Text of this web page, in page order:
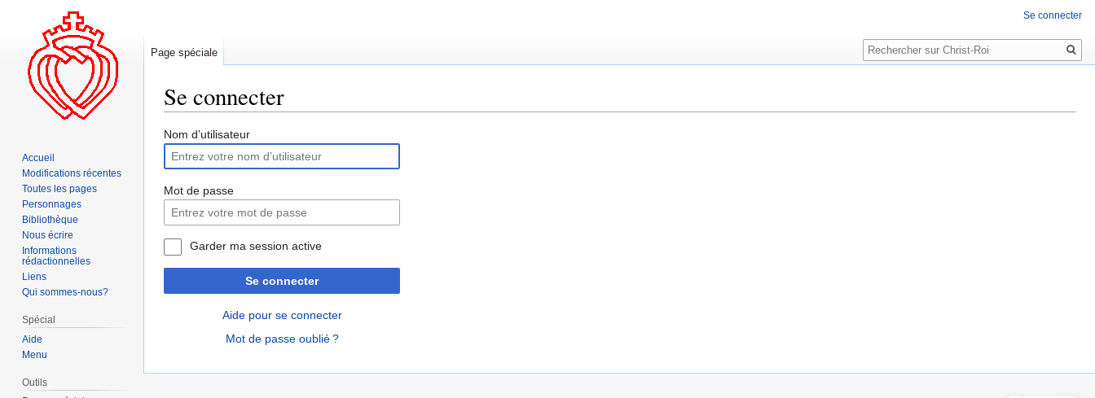
Se connecter
Aller
la
navigation
Aller
la
recherche
Nom d’utilisateur
Mot de passe
Garder ma session active
Se connecter
Aide pour se connecter
Mot de passe oublié ?
Se connecter
Page spéciale
Rechercher
Accueil
Modifications récentes
Toutes les pages
Personnages
Bibliothèque
Nous écrire
Informations
rédactionnelles
Liens
Qui sommes-nous?
Spécial
Aide
Menu
Outils